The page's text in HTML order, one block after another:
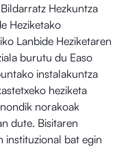
Hezkuntza
Heziketako
Lanbide Heziketaren
burutu du Easo
instalakuntza
heziketa
norakoak
dute. Bisitaren
instituzional bat egin